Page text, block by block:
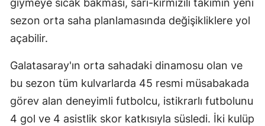
giymeye sıcak bakması, sarı-kırmızılı takımın yeni
sezon orta saha planlamasında değişikliklere yol
açabilir.
Galatasaray'ın orta sahadaki dinamosu olan ve
bu sezon tüm kulvarlarda 45 resmi müsabakada
görev alan deneyimli futbolcu, istikrarlı futbolunu
4 gol ve 4 asistlik skor katkısıyla süsledi. İki kulüp